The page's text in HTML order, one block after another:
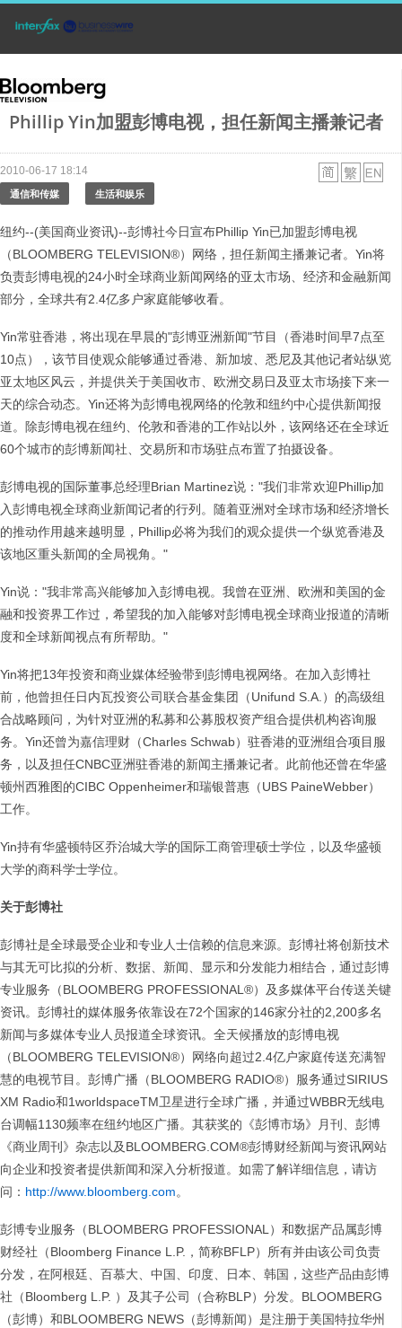
Phillip Yin加盟彭博电视，担任新闻主播兼记者
2010-06-17 18:14
通信和传媒 生活和娱乐
纽约--(美国商业资讯)--彭博社今日宣布Phillip Yin已加盟彭博电视
（BLOOMBERG TELEVISION®）网络，担任新闻主播兼记者。Yin将
负责彭博电视的24小时全球商业新闻网络的亚太市场、经济和金融新闻
部分，全球共有2.4亿多户家庭能够收看。
Yin常驻香港，将出现在早晨的"彭博亚洲新闻"节目（香港时间早7点至
10点），该节目使观众能够通过香港、新加坡、悉尼及其他记者站纵览
亚太地区风云，并提供关于美国收市、欧洲交易日及亚太市场接下来一
天的综合动态。Yin还将为彭博电视网络的伦敦和纽约中心提供新闻报
道。除彭博电视在纽约、伦敦和香港的工作站以外，该网络还在全球近
60个城市的彭博新闻社、交易所和市场驻点布置了拍摄设备。
彭博电视的国际董事总经理Brian Martinez说："我们非常欢迎Phillip加
入彭博电视全球商业新闻记者的行列。随着亚洲对全球市场和经济增长
的推动作用越来越明显，Phillip必将为我们的观众提供一个纵览香港及
该地区重头新闻的全局视角。"
Yin说："我非常高兴能够加入彭博电视。我曾在亚洲、欧洲和美国的金
融和投资界工作过，希望我的加入能够对彭博电视全球商业报道的清晰
度和全球新闻视点有所帮助。"
Yin将把13年投资和商业媒体经验带到彭博电视网络。在加入彭博社
前，他曾担任日内瓦投资公司联合基金集团（Unifund S.A.）的高级组
合战略顾问，为针对亚洲的私募和公募股权资产组合提供机构咨询服
务。Yin还曾为嘉信理财（Charles Schwab）驻香港的亚洲组合项目服
务，以及担任CNBC亚洲驻香港的新闻主播兼记者。此前他还曾在华盛
顿州西雅图的CIBC Oppenheimer和瑞银普惠（UBS PaineWebber）
工作。
Yin持有华盛顿特区乔治城大学的国际工商管理硕士学位，以及华盛顿
大学的商科学士学位。
关于彭博社
彭博社是全球最受企业和专业人士信赖的信息来源。彭博社将创新技术
与其无可比拟的分析、数据、新闻、显示和分发能力相结合，通过彭博
专业服务（BLOOMBERG PROFESSIONAL®）及多媒体平台传送关键
资讯。彭博社的媒体服务依靠设在72个国家的146家分社的2,200多名
新闻与多媒体专业人员报道全球资讯。全天候播放的彭博电视
（BLOOMBERG TELEVISION®）网络向超过2.4亿户家庭传送充满智
慧的电视节目。彭博广播（BLOOMBERG RADIO®）服务通过SIRIUS
XM Radio和1worldspaceTM卫星进行全球广播，并通过WBBR无线电
台调幅1130频率在纽约地区广播。其获奖的《彭博市场》月刊、彭博
《商业周刊》杂志以及BLOOMBERG.COM®彭博财经新闻与资讯网站
向企业和投资者提供新闻和深入分析报道。如需了解详细信息，请访
问： http://www.bloomberg.com。
彭博专业服务（BLOOMBERG PROFESSIONAL）和数据产品属彭博
财经社（Bloomberg Finance L.P.，简称BFLP）所有并由该公司负责
分发，在阿根廷、百慕大、中国、印度、日本、韩国，这些产品由彭博
社（Bloomberg L.P. ）及其子公司（合称BLP）分发。BLOOMBERG
（彭博）和BLOOMBERG NEWS（彭博新闻）是注册于美国特拉华州